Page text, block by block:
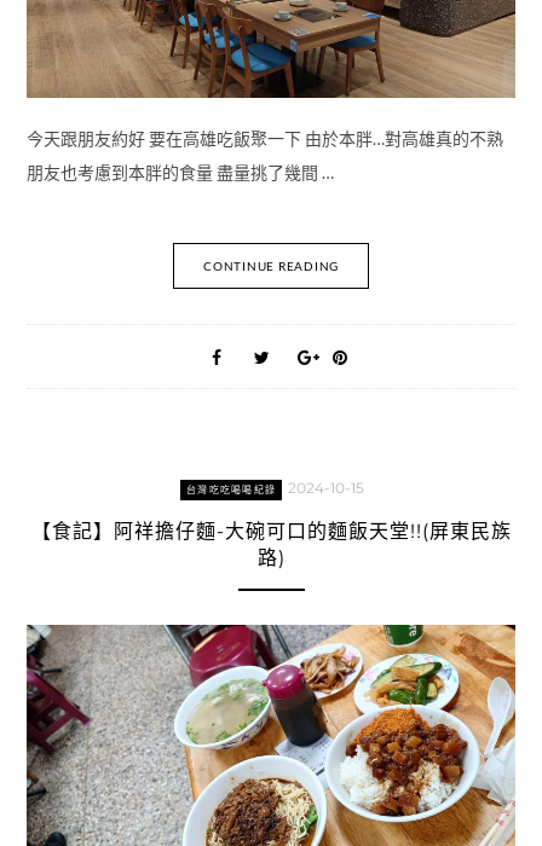
今天跟朋友約好 要在高雄吃飯聚一下 由於本胖…對高雄真的不熟
朋友也考慮到本胖的食量 盡量挑了幾間 …
CONTINUE READING
台灣吃吃喝喝紀錄 2024-10-15
【食記】阿祥擔仔麵-大碗可口的麵飯天堂!!(屏東民族
路)